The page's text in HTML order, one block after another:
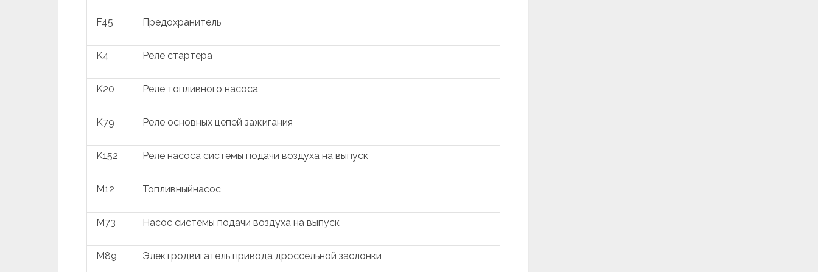
F45 Предохранитель
K4 Реле стартера
K20 Реле топливного насоса
K79 Реле основных цепей зажигания
K152 Реле насоса системы подачи воздуха на выпуск
M12 Топливныйнасос
M73 Насос системы подачи воздуха на выпуск
M89 Электродвигатель привода дроссельной заслонки